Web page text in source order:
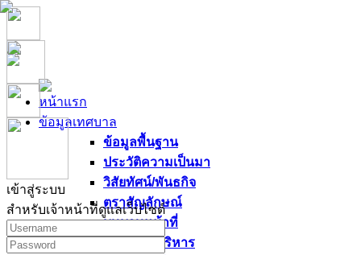
เข้าสู่ระบบ
สำหรับเจ้าหน้าที่ดูแลเว็บไซต์
หน้าแรก
ข้อมูลเทศบาล
ข้อมูลพื้นฐาน
ประวัติความเป็นมา
วิสัยทัศน์/พันธกิจ
ตราสัญลักษณ์
บทบาทหน้าที่
นโยบายผู้บริหาร